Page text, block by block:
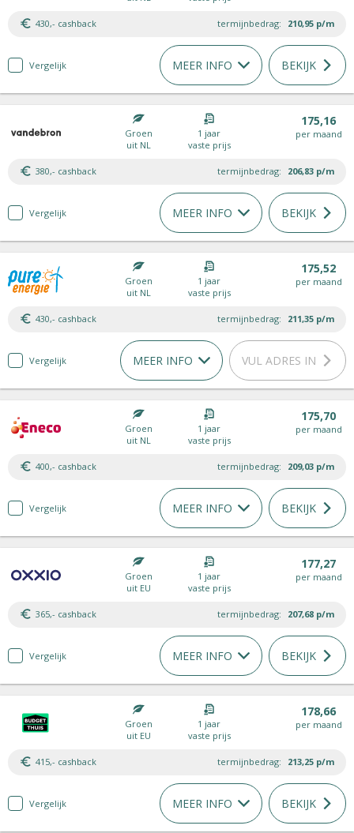
430,- cashback termijnbedrag: 210,95 p/m
Vergelijk MEER INFO BEKIJK
Groen
uit NL
1 jaar
vaste prijs
175,16
per maand
380,- cashback termijnbedrag: 206,83 p/m
Vergelijk MEER INFO BEKIJK
Groen
uit NL
1 jaar
vaste prijs
175,52
per maand
430,- cashback termijnbedrag: 211,35 p/m
Vergelijk MEER INFO VUL ADRES IN
Groen
uit NL
1 jaar
vaste prijs
175,70
per maand
400,- cashback termijnbedrag: 209,03 p/m
Vergelijk MEER INFO BEKIJK
Groen
uit EU
1 jaar
vaste prijs
177,27
per maand
365,- cashback termijnbedrag: 207,68 p/m
Vergelijk MEER INFO BEKIJK
Groen
uit EU
1 jaar
vaste prijs
178,66
per maand
415,- cashback termijnbedrag: 213,25 p/m
Vergelijk MEER INFO BEKIJK